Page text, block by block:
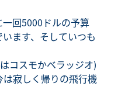
回5000ドルの予算
ます、そしていつも
コスモかベラッジオ)
寂しく帰りの飛行機